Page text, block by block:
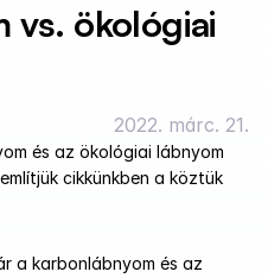
vs. ökológiai
2022. márc. 21.
és az ökológiai lábnyom
cikkünkben a köztük
a karbonlábnyom és az